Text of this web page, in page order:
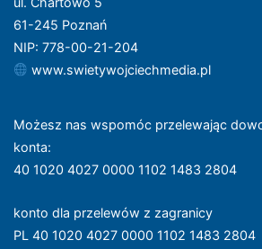
61-245 Poznań
NIP: 778-00-21-204
www.swietywojciechmedia.pl
Możesz nas wspomóc przelewając
konta:
40 1020 4027 0000 1102 1483 2804
konto dla przelewów z zagranicy
PL 40 1020 4027 0000 1102 1483 2804